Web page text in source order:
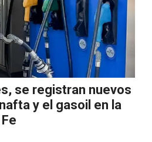
se registran nuevos
y el gasoil en la